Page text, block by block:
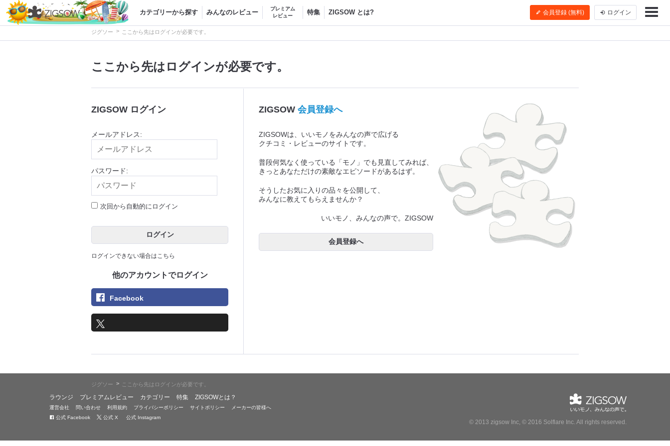
カテゴリーから探す みんなのレビュー
プレミアム
レビュー
特集 ZIGSOW とは? 会員登録 (無料) ログイン
ジグソー > ここから先はログインが必要です。
ここから先はログインが必要です。
ZIGSOW ログイン
メールアドレス:
パスワード:
次回から自動的にログイン
ログイン
ログインできない場合はこちら
他のアカウントでログイン
Facebook
ZIGSOW 会員登録へ
ZIGSOWは、いいモノをみんなの声で広げる
クチコミ・レビューのサイトです。
普段何気なく使っている「モノ」でも見直してみれば、
きっとあなただけの素敵なエピソードがあるはず。
そうしたお気に入りの品々を公開して、
みんなに教えてもらえませんか？
いいモノ、みんなの声で。ZIGSOW
会員登録へ
ジグソー > ここから先はログインが必要です。
ラウンジ プレミアムレビュー カテゴリー 特集 ZIGSOWとは？
運営会社 問い合わせ 利用規約 プライバシーポリシー サイトポリシー
メーカーの皆様へ
公式 Facebook
公式 X 公式 Instagram
© 2013 zigsow Inc, © 2016 Solflare Inc. All rights reserved.